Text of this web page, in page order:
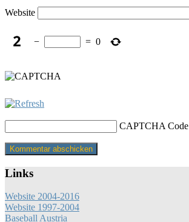
Website
− = 0
CAPTCHA Code
Links
Website 2004-2016
Website 1997-2004
Baseball Austria